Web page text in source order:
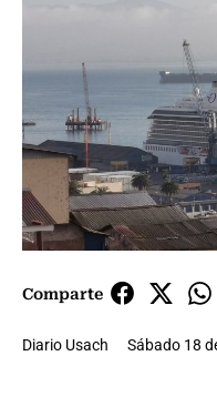
Comparte
Diario Usach Sábado 18